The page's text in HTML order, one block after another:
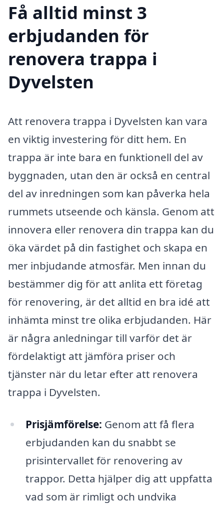
Få alltid minst 3
erbjudanden för
renovera trappa i
Dyvelsten
Att renovera trappa i Dyvelsten kan vara
en viktig investering för ditt hem. En
trappa är inte bara en funktionell del av
byggnaden, utan den är också en central
del av inredningen som kan påverka hela
rummets utseende och känsla. Genom att
innovera eller renovera din trappa kan du
öka värdet på din fastighet och skapa en
mer inbjudande atmosfär. Men innan du
bestämmer dig för att anlita ett företag
för renovering, är det alltid en bra idé att
inhämta minst tre olika erbjudanden. Här
är några anledningar till varför det är
fördelaktigt att jämföra priser och
tjänster när du letar efter att renovera
trappa i Dyvelsten.
Prisjämförelse: Genom att få flera
erbjudanden kan du snabbt se
prisintervallet för renovering av
trappor. Detta hjälper dig att uppfatta
vad som är rimligt och undvika